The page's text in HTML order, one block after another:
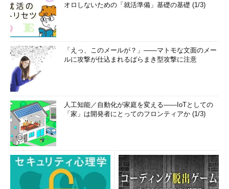
オロしないための「就活準備」基礎の基礎 (1/3)
「えっ、このメールが？」――マトモな文面のメー
ルに攻撃が仕込まれるばらまき型攻撃に注意
人工知能／自動化が家庭を変える――IoTとしての
「家」は開発者にとってのフロンティアか (1/3)